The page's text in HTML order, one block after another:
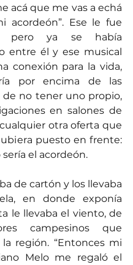
acá que me vas a echá
acordeón”. Ese le fue
pero ya se había
entre él y ese musical
conexión para la vida,
por encima de las
de no tener uno propio,
en salones de
otra oferta que
puesto en frente:
el acordeón.
de cartón y los llevaba
en donde exponía
le llevaba el viento, de
campesinos que
región. “Entonces mi
Melo me regaló el